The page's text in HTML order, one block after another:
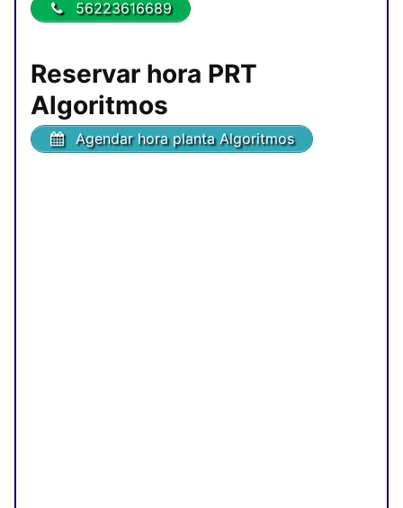
56223616689
Reservar hora PRT
Algoritmos
Agendar hora planta Algoritmos